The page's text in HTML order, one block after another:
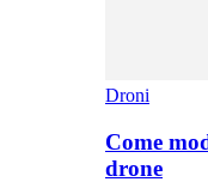
Droni
Come
drone